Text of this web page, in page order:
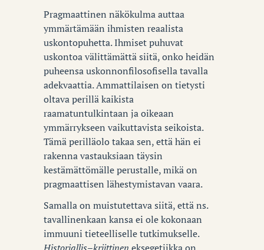
Pragmaattinen näkökulma auttaa
ymmärtämään ihmisten reaalista
uskontopuhetta. Ihmiset puhuvat
uskontoa välittämättä siitä, onko heidän
puheensa uskonnonfilosofisella tavalla
adekvaattia. Ammattilaisen on tietysti
oltava perillä kaikista
raamatuntulkintaan ja oikeaan
ymmärrykseen vaikuttavista seikoista.
Tämä perilläolo takaa sen, että hän ei
rakenna vastauksiaan täysin
kestämättömälle perustalle, mikä on
pragmaattisen lähestymistavan vaara.
Samalla on muistutettava siitä, että ns.
tavallinenkaan kansa ei ole kokonaan
immuuni tieteelliselle tutkimukselle.